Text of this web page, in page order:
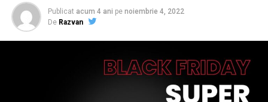
Publicat acum 4 ani pe noiembrie 4, 2022
De Razvan